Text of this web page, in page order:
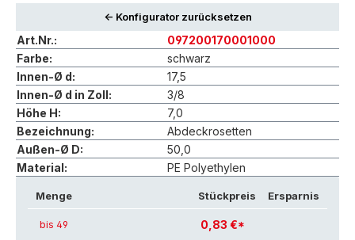
<- Konfigurator zurücksetzen
Art.Nr.:
097200170001000
Farbe:
schwarz
Innen-Ø d:
17,5
Innen-Ø d in Zoll:
3/8
Höhe H:
7,0
Bezeichnung:
Abdeckrosetten
Außen-Ø D:
50,0
Material:
PE Polyethylen
Menge Stückpreis Ersparnis
bis 49 0,83 €*